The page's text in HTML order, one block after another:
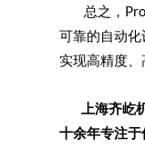
总之，
可靠的自动
实现高精度、
上海齐屹机
十余年专注